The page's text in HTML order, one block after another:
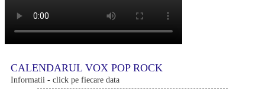
CALENDARUL VOX POP ROCK
Informatii - click pe fiecare data